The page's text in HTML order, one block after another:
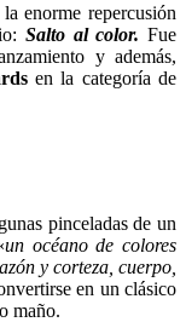
enorme repercusión
Salto al color.Fue
y además,
en la categoría de
pinceladas de un
un océano de colores
y corteza, cuerpo,
en un clásico
maño.